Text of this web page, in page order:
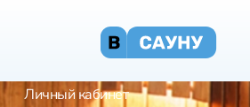
Личный кабинет